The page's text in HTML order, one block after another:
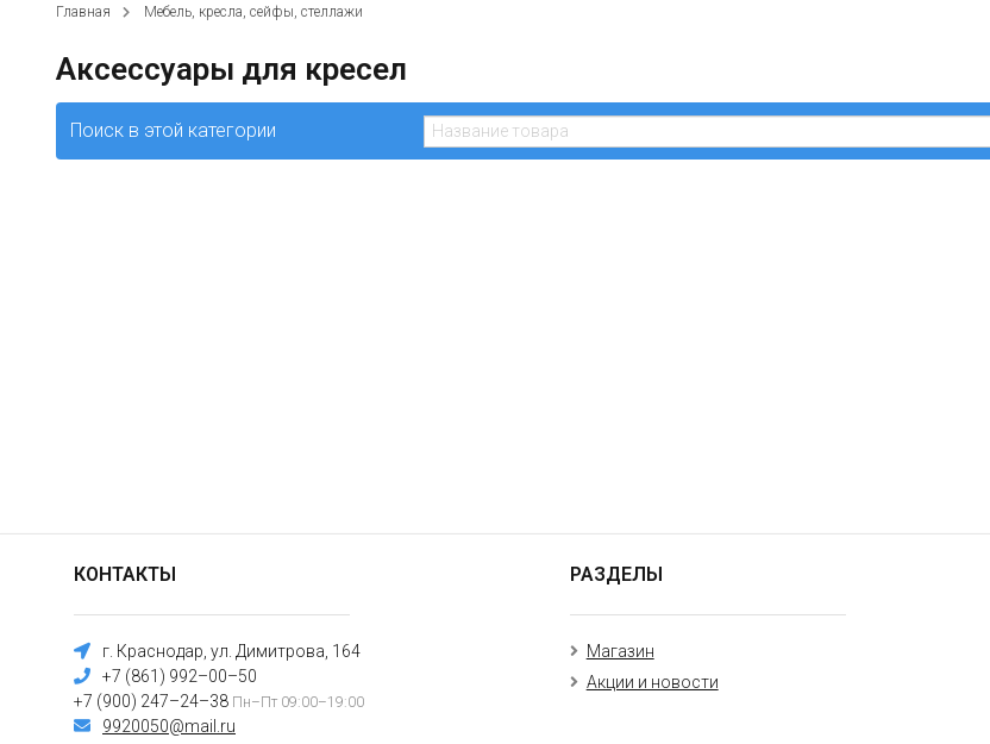
Главная Мебель, кресла, сейфы, стеллажи
Аксессуары для кресел
Поиск в этой категории
КОНТАКТЫ
г. Краснодар, ул. Димитрова, 164
+7 (861) 992–00–50
+7 (900) 247–24–38 Пн–Пт 09:00–19:00
9920050@mail.ru
РАЗДЕЛЫ
Магазин
Акции и новости